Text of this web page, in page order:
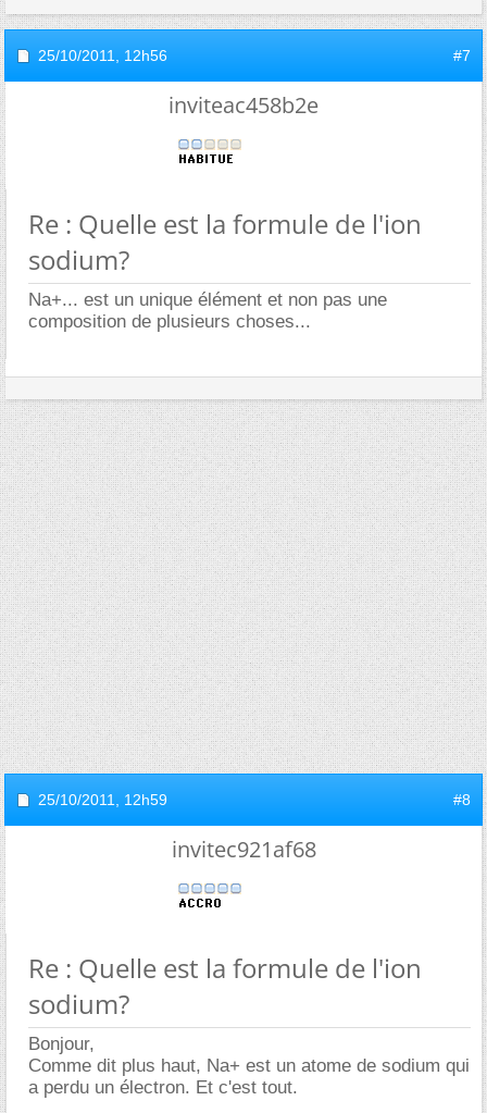
25/10/2011, 12h56 #7
inviteac458b2e
Re : Quelle est la formule de l'ion
sodium?
Na+... est un unique élément et non pas une
composition de plusieurs choses...
25/10/2011, 12h59 #8
invitec921af68
Re : Quelle est la formule de l'ion
sodium?
Bonjour,
Comme dit plus haut, Na+ est un atome de sodium qui
a perdu un électron. Et c'est tout.